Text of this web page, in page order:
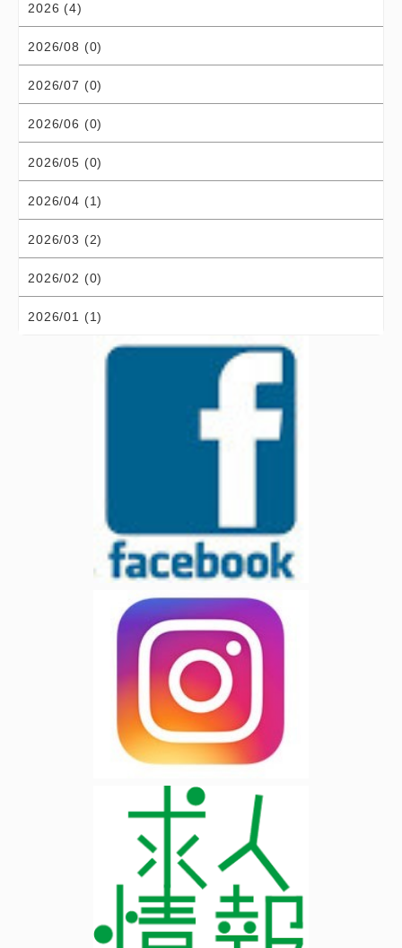
2026 (4)
2026/08 (0)
2026/07 (0)
2026/06 (0)
2026/05 (0)
2026/04 (1)
2026/03 (2)
2026/02 (0)
2026/01 (1)